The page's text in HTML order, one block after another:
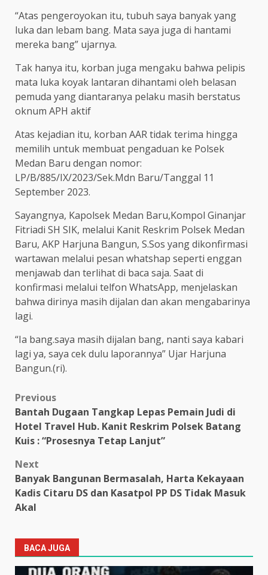
“Atas pengeroyokan itu, tubuh saya banyak yang
luka dan lebam bang. Mata saya juga di hantami
mereka bang” ujarnya.
Tak hanya itu, korban juga mengaku bahwa pelipis
mata luka koyak lantaran dihantami oleh belasan
pemuda yang diantaranya pelaku masih berstatus
oknum APH aktif
Atas kejadian itu, korban AAR tidak terima hingga
memilih untuk membuat pengaduan ke Polsek
Medan Baru dengan nomor:
LP/B/885/IX/2023/Sek.Mdn Baru/Tanggal 11
September 2023.
Sayangnya, Kapolsek Medan Baru,Kompol Ginanjar
Fitriadi SH SIK, melalui Kanit Reskrim Polsek Medan
Baru, AKP Harjuna Bangun, S.Sos yang dikonfirmasi
wartawan melalui pesan whatshap seperti enggan
menjawab dan terlihat di baca saja. Saat di
konfirmasi melalui telfon WhatsApp, menjelaskan
bahwa dirinya masih dijalan dan akan mengabarinya
lagi.
“Ia bang.saya masih dijalan bang, nanti saya kabari
lagi ya, saya cek dulu laporannya” Ujar Harjuna
Bangun.(ri).
Post
navigation
Previous
Bantah Dugaan Tangkap Lepas Pemain Judi di
Hotel Travel Hub. Kanit Reskrim Polsek Batang
Kuis : “Prosesnya Tetap Lanjut”
Next
Banyak Bangunan Bermasalah, Harta Kekayaan
Kadis Citaru DS dan Kasatpol PP DS Tidak Masuk
Akal
BACA JUGA